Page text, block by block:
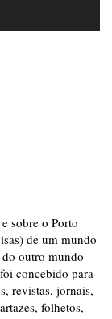
sobre o Porto
de um mundo
outro mundo
concebido para
revistas, jornais,
folhetos,